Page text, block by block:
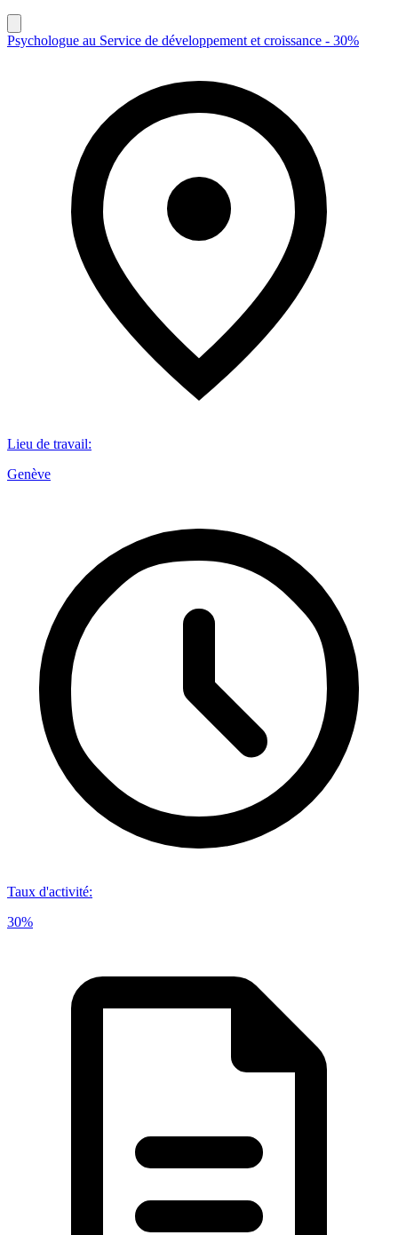
Psychologue au Service de développement et croissance - 30%
Lieu de travail:
Genève
Taux d'activité:
30%